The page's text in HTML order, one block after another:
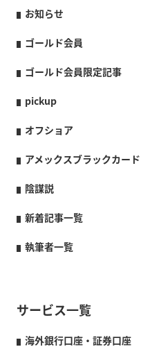
お知らせ
ゴールド会員
ゴールド会員限定記事
pickup
オフショア
アメックスブラックカード
陰謀説
新着記事一覧
執筆者一覧
サービス一覧
海外銀行口座・証券口座